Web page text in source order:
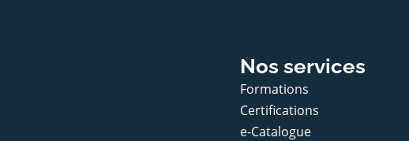
Nos services
Formations
Certifications
e-Catalogue